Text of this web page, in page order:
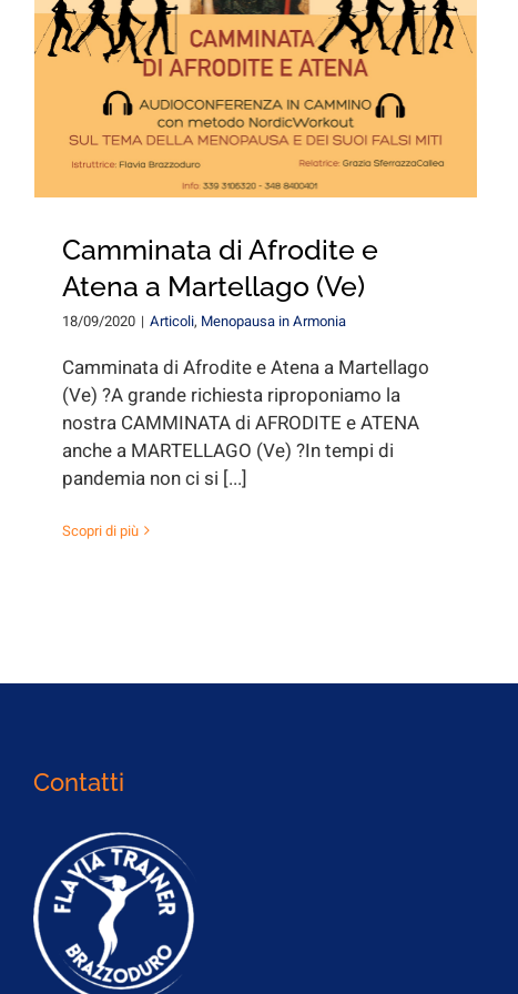
Camminata di Afrodite e
Atena a Martellago (Ve)
18/09/2020 | Articoli, Menopausa in Armonia
Camminata di Afrodite e Atena a Martellago
(Ve) ?A grande richiesta riproponiamo la
nostra CAMMINATA di AFRODITE e ATENA
anche a MARTELLAGO (Ve) ?In tempi di
pandemia non ci si [...]
Scopri di più
Contatti